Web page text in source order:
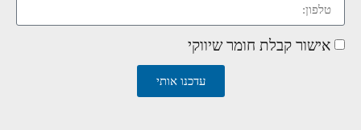
אישור קבלת חומר שיווקי
עדכנו אותי